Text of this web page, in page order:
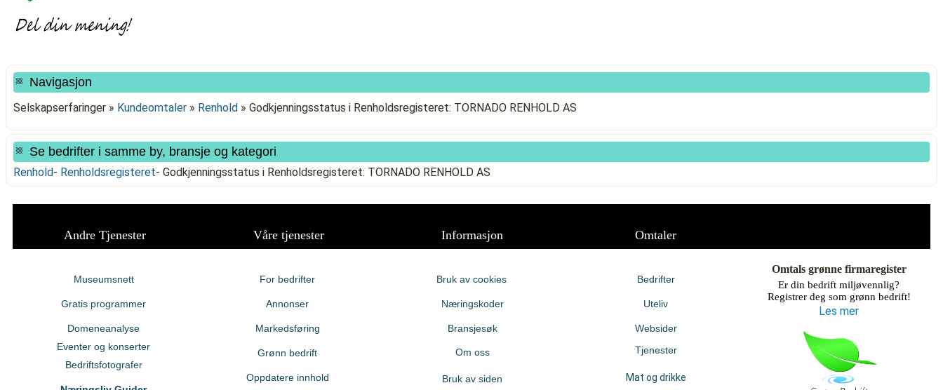
Navigasjon
Selskapserfaringer » Kundeomtaler » Renhold » Godkjenningsstatus i Renholdsregisteret: TORNADO RENHOLD AS
Se bedrifter i samme by, bransje og kategori
Renhold- Renholdsregisteret- Godkjenningsstatus i Renholdsregisteret: TORNADO RENHOLD AS
Andre Tjenester Våre tjenester Informasjon Omtaler
Museumsnett
Gratis programmer
Domeneanalyse
Eventer og konserter
Bedriftsfotografer
For bedrifter
Annonser
Markedsføring
Grønn bedrift
Oppdatere innhold
Bruk av cookies
Næringskoder
Bransjesøk
Om oss
Bruk av siden
Bedrifter
Uteliv
Websider
Tjenester
Mat og drikke
Omtals grønne firmaregister
Er din bedrift miljøvennlig?
Registrer deg som grønn bedrift!
Les mer